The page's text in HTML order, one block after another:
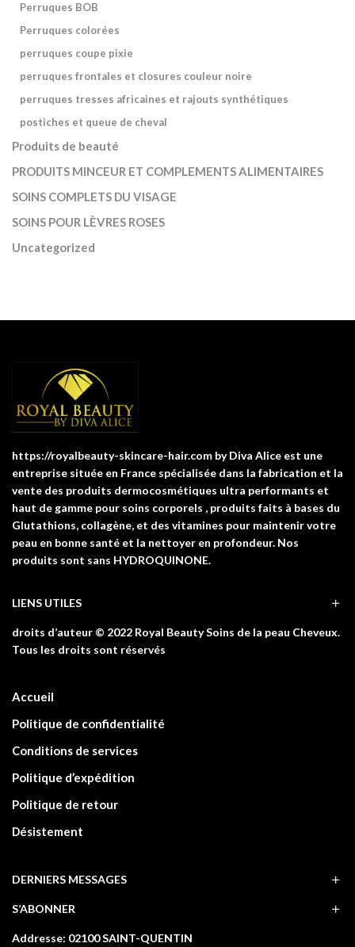
Perruques BOB
Perruques colorées
perruques coupe pixie
perruques frontales et closures couleur noire
perruques tresses africaines et rajouts synthétiques
postiches et queue de cheval
Produits de beauté
PRODUITS MINCEUR ET COMPLEMENTS ALIMENTAIRES
SOINS COMPLETS DU VISAGE
SOINS POUR LÈVRES ROSES
Uncategorized
https://royalbeauty-skincare-hair.com by Diva Alice est une
entreprise située en France spécialisée dans la fabrication et la
vente des produits dermocosmétiques ultra performants et
haut de gamme pour soins corporels , produits faits à bases du
Glutathions, collagène, et des vitamines pour maintenir votre
peau en bonne santé et la nettoyer en profondeur. Nos
produits sont sans HYDROQUINONE.
LIENS UTILES
droits d’auteur © 2022 Royal Beauty Soins de la peau Cheveux.
Tous les droits sont réservés
Accueil
Politique de confidentialité
Conditions de services
Politique d’expédition
Politique de retour
Désistement
DERNIERS MESSAGES
S’ABONNER
Addresse: 02100 SAINT-QUENTIN